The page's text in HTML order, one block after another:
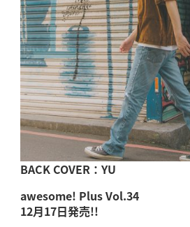
BACK COVER：YU
awesome! Plus Vol.34
12月17日発売!!